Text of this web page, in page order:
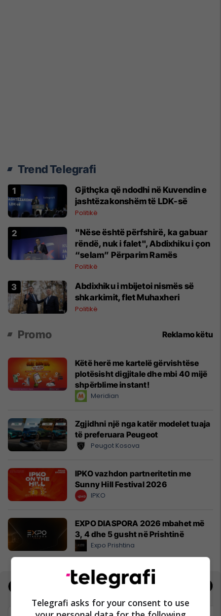
Trend Telegrafi
Gjithçka që ndodhi në Kuvendin e
jashtëzakonshëm të LDK-së
Politikë
"Nëse është përfshirë, ka gabuar
rëndë, nuk i falet", Abdixhiku i çon
“selam” Përparim Ramës
Politikë
Abdixhiku i mbijetoi nismës së
shkarkimit, flet Muhaxheri
Politikë
Promo Reklamo këtu
Këtë herë me kartelë gërvishtëse
plotësisht digjitale dhe mbi 40 mijë
shpërblime instant!
Meridian
Zgjidhni një nga katër modelet tuaja
të preferuara Peugeot
Peugot Kosova
IPKO vazhdon partneritetin me
Sunny Hill Festival 2026
IPKO
EXPO DIASPORA 2026 mbahet më
3, 4 dhe 5 gusht në Prishtinë
Expo Prishtina
Real Estate
Telegrafi asks for your consent to use